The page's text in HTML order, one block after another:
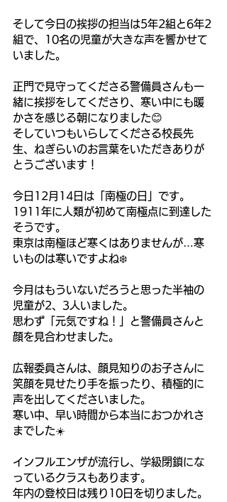
そして今日の挨拶の担当は5年2組と6年2
組で、10名の児童が大きな声を響かせて
いました。
正門で見守ってくださる警備員さんも一
緒に挨拶をしてくださり、寒い中にも暖
かさを感じる朝になりました😊
そしていつもいらしてくださる校長先
生、ねぎらいのお言葉をいただきありが
とうございます！
今日12月14日は「南極の日」です。
1911年に人類が初めて南極点に到達した
そうです。
東京は南極ほど寒くはありませんが…寒
いものは寒いですよね❄️
今月はもういないだろうと思った半袖の
児童が2、3人いました。
思わず「元気ですね！」と警備員さんと
顔を見合わせました。
広報委員さんは、顔見知りのお子さんに
笑顔を見せたり手を振ったり、積極的に
声を出してくださいました。
寒い中、早い時間から本当におつかれさ
までした☀️
インフルエンザが流行し、学級閉鎖にな
っているクラスもあります。
年内の登校日は残り10日を切りました。